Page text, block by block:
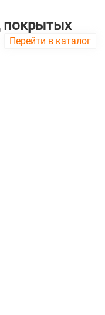
покрытых
Перейти в каталог